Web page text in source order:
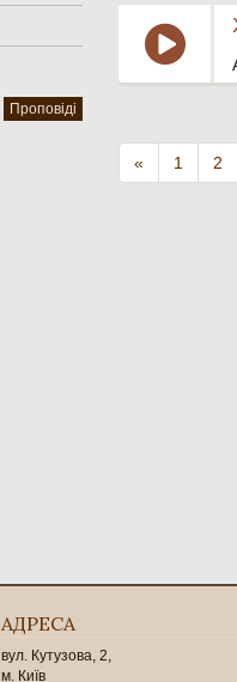
Проповіді
« 1 2
АДРЕСА
вул. Кутузова, 2,
м. Київ